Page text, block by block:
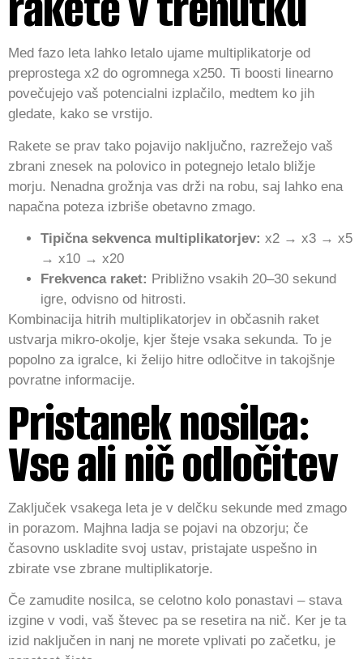
Med fazo leta lahko letalo ujame multiplikatorje od
preprostega x2 do ogromnega x250. Ti boosti linearno
povečujejo vaš potencialni izplačilo, medtem ko jih
gledate, kako se vrstijo.
Rakete se prav tako pojavijo naključno, razrežejo vaš
zbrani znesek na polovico in potegnejo letalo bližje
morju. Nenadna grožnja vas drži na robu, saj lahko ena
napačna poteza izbriše obetavno zmago.
Tipična sekvenca multiplikatorjev: x2 → x3 → x5
→ x10 → x20
Frekvenca raket: Približno vsakih 20–30 sekund
igre, odvisno od hitrosti.
Kombinacija hitrih multiplikatorjev in občasnih raket
ustvarja mikro‑okolje, kjer šteje vsaka sekunda. To je
popolno za igralce, ki želijo hitre odločitve in takojšnje
povratne informacije.
Pristanek nosilca:
Vse ali nič odločitev
Zaključek vsakega leta je v delčku sekunde med zmago
in porazom. Majhna ladja se pojavi na obzorju; če
časovno uskladite svoj ustav, pristajate uspešno in
zbirate vse zbrane multiplikatorje.
Če zamudite nosilca, se celotno kolo ponastavi – stava
izgine v vodi, vaš števec pa se resetira na nič. Ker je ta
izid naključen in nanj ne morete vplivati po začetku, je